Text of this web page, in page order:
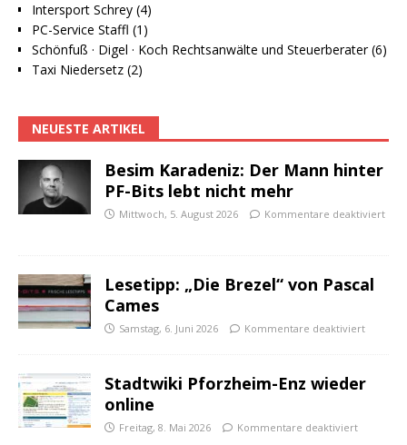
Intersport Schrey (4)
PC-Service Staffl (1)
Schönfuß · Digel · Koch Rechtsanwälte und Steuerberater (6)
Taxi Niedersetz (2)
NEUESTE ARTIKEL
Besim Karadeniz: Der Mann hinter
PF-Bits lebt nicht mehr
Mittwoch, 5. August 2026 Kommentare deaktiviert
Lesetipp: „Die Brezel“ von Pascal
Cames
Samstag, 6. Juni 2026 Kommentare deaktiviert
Stadtwiki Pforzheim-Enz wieder
online
Freitag, 8. Mai 2026 Kommentare deaktiviert